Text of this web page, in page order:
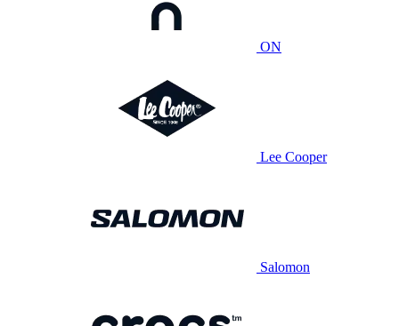
ON
Lee Cooper
Salomon